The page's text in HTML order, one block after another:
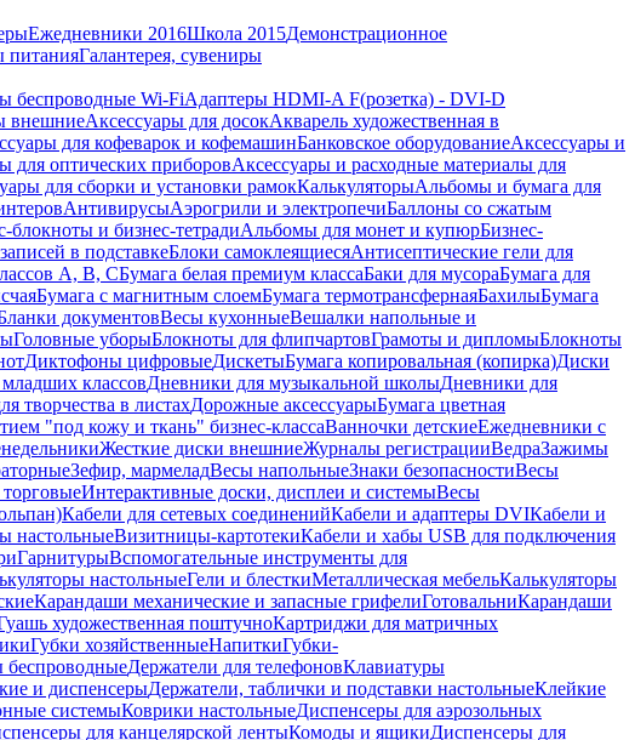
Ежедневники 2016Школа 2015Демонстрационное
питанияГалантерея, сувениры
беспроводные Wi-FiАдаптеры HDMI-A F(розетка) - DVI-D
внешниеАксессуары для досокАкварель художественная в
для кофеварок и кофемашинБанковское оборудованиеАксессуары и
для оптических приборовАксессуары и расходные материалы для
для сборки и установки рамокКалькуляторыАльбомы и бумага для
АнтивирусыАэрогрили и электропечиБаллоны со сжатым
блокноты и бизнес-тетрадиАльбомы для монет и купюрБизнес-
в подставкеБлоки самоклеящиесяАнтисептические гели для
А, В, СБумага белая премиум классаБаки для мусораБумага для
Бумага с магнитным слоемБумага термотрансфернаяБахилыБумага
документовВесы кухонныеВешалки напольные и
Головные уборыБлокноты для флипчартовГрамоты и дипломыБлокноты
Диктофоны цифровыеДискетыБумага копировальная (копирка)Диски
классовДневники для музыкальной школыДневники для
творчества в листахДорожные аксессуарыБумага цветная
"под кожу и ткань" бизнес-классаВанночки детскиеЕжедневники с
Жесткие диски внешниеЖурналы регистрацииВедраЗажимы
Зефир, мармеладВесы напольныеЗнаки безопасностиВесы
Интерактивные доски, дисплеи и системыВесы
Кабели для сетевых соединенийКабели и адаптеры DVIКабели и
настольныеВизитницы-картотекиКабели и хабы USB для подключения
ГарнитурыВспомогательные инструменты для
настольныеГели и блесткиМеталлическая мебельКалькуляторы
Карандаши механические и запасные грифелиГотовальниКарандаши
художественная поштучноКартриджи для матричных
Губки хозяйственныеНапиткиГубки-
беспроводныеДержатели для телефоновКлавиатуры
и диспенсерыДержатели, таблички и подставки настольныеКлейкие
системыКоврики настольныеДиспенсеры для аэрозольных
для канцелярской лентыКомоды и ящикиДиспенсеры для